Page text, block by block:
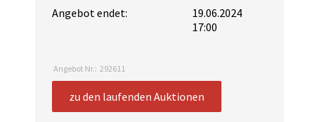
Angebot endet:
19.06.2024
17:00
Angebot Nr.: 292611
zu den laufenden Auktionen